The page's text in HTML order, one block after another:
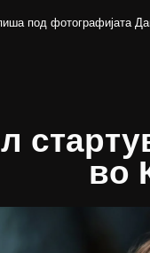
под фотографијата
во